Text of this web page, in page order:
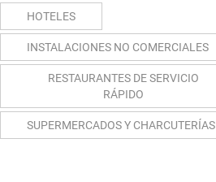
HOTELES
INSTALACIONES NO COMERCIALES
RESTAURANTES DE SERVICIO
RÁPIDO
SUPERMERCADOS Y CHARCUTERÍAS